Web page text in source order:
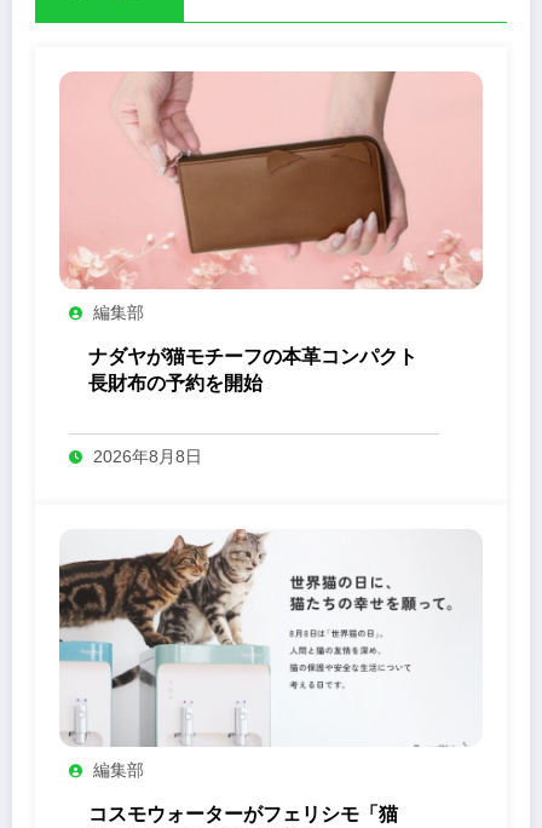
編集部
ナダヤが猫モチーフの本革コンパクト
長財布の予約を開始
2026年8月8日
編集部
コスモウォーターがフェリシモ「猫